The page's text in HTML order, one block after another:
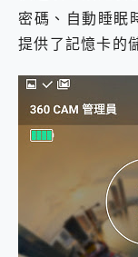
密碼、自動睡眠
提供了記憶卡的